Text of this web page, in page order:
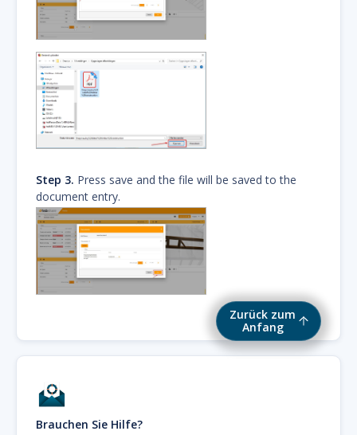
Zurück zum
Anfang
Step 3. Press save and the file will be saved to the
document entry.
Brauchen Sie Hilfe?